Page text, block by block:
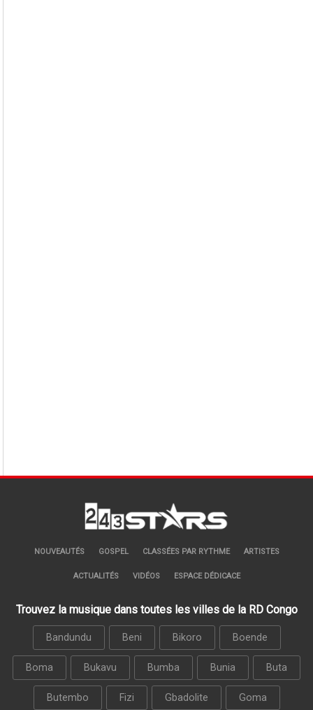
NOUVEAUTÉS GOSPEL CLASSÉES PAR RYTHME ARTISTES
ACTUALITÉS VIDÉOS ESPACE DÉDICACE
Trouvez la musique dans toutes les villes de la RD Congo
Bandundu Beni Bikoro Boende
Boma Bukavu Bumba Bunia Buta
Butembo Fizi Gbadolite Goma